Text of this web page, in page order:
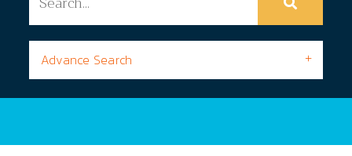
Advance Search